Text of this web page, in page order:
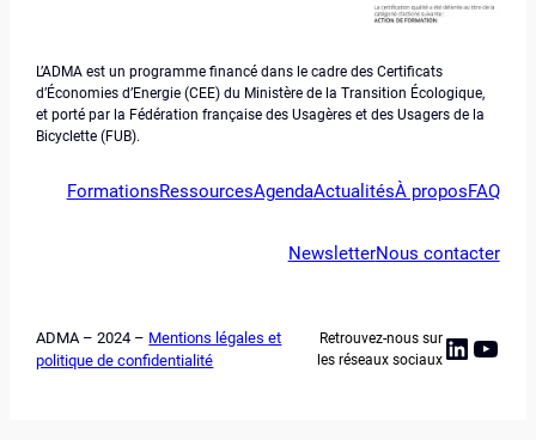
L’ADMA est un programme financé dans le cadre des Certificats
d’Économies d’Energie (CEE) du Ministère de la Transition Écologique,
et porté par la Fédération française des Usagères et des Usagers de la
Bicyclette (FUB).
FormationsRessourcesAgendaActualitésÀ proposFAQ
NewsletterNous contacter
ADMA – 2024 – Mentions légales et
politique de confidentialité
Retrouvez-nous sur
les réseaux sociaux